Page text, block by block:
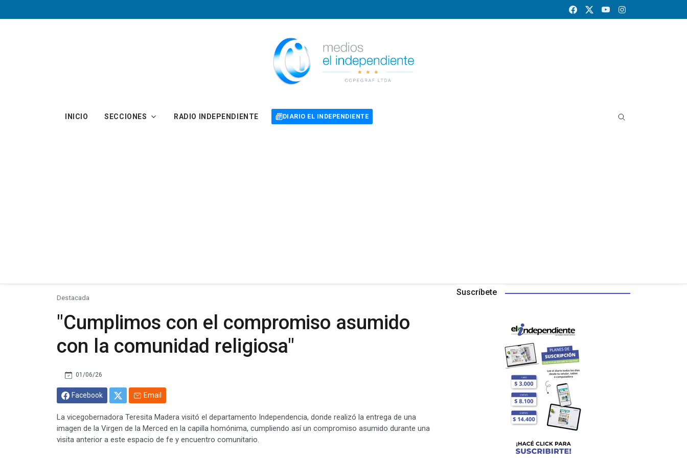
INICIO SECCIONES RADIO INDEPENDIENTE DIARIO EL INDEPENDIENTE
Destacada
"Cumplimos con el compromiso asumido
con la comunidad religiosa"
01/06/26
Facebook Email
La vicegobernadora Teresita Madera visitó el departamento Independencia, donde realizó la entrega de una
imagen de la Virgen de la Merced en la capilla homónima, cumpliendo así un compromiso asumido durante una
visita anterior a este espacio de fe y encuentro comunitario.
Suscríbete